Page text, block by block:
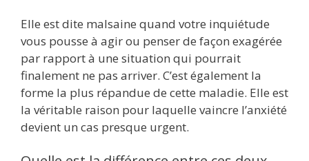
Elle est dite malsaine quand votre inquiétude
vous pousse à agir ou penser de façon exagérée
par rapport à une situation qui pourrait
finalement ne pas arriver. C’est également la
forme la plus répandue de cette maladie. Elle est
la véritable raison pour laquelle vaincre l’anxiété
devient un cas presque urgent.